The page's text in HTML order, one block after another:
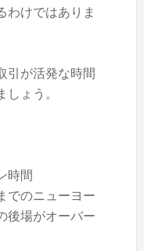
わけではありま
引が活発な時間
ょう。
時間
でのニューヨー
後場がオーバー